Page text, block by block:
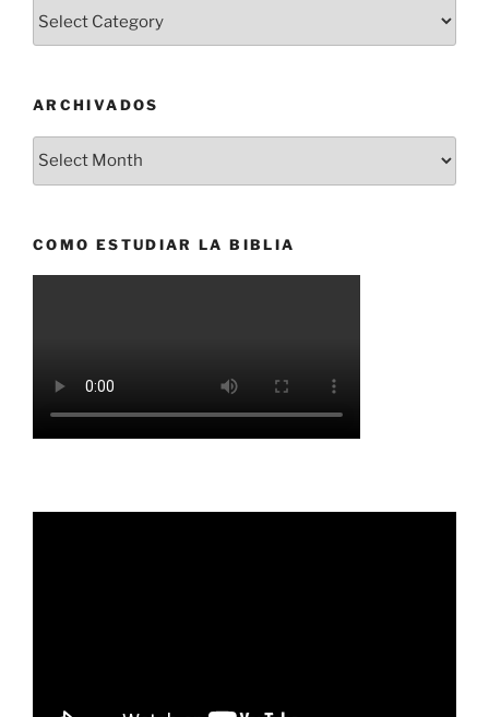
ARCHIVADOS
Archivados
COMO ESTUDIAR LA BIBLIA